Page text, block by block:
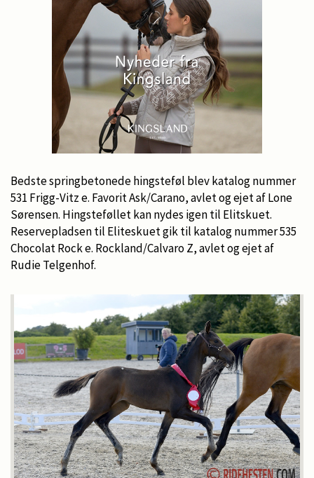
Bedste springbetonede hingsteføl blev katalog nummer
531 Frigg-Vitz e. Favorit Ask/Carano, avlet og ejet af Lone
Sørensen. Hingsteføllet kan nydes igen til Elitskuet.
Reservepladsen til Eliteskuet gik til katalog nummer 535
Chocolat Rock e. Rockland/Calvaro Z, avlet og ejet af
Rudie Telgenhof.